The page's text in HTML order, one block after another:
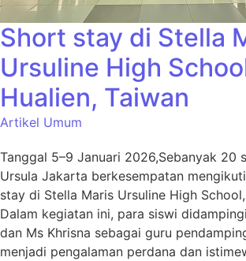
Short stay di Stella
Ursuline High
Hualien, Taiwan
Artikel Umum
Tanggal 5–9 Januari 2026,Sebanyak 20
Ursula Jakarta berkesempatan
stay di Stella Maris Ursuline High
Dalam kegiatan ini, para siswi
dan Ms Khrisna sebagai guru
menjadi pengalaman perdana dan